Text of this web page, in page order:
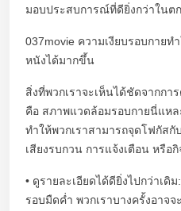
มอบประสบการณ์ที่ดียิ่งกว่าในต
037movie ความเงียบรอบกาย
หนังได้มากขึ้น
สิ่งที่พวกเราจะเห็นได้ชัดจากกา
คือ สภาพแวดล้อมรอบกายนี่แห
ทำให้พวกเราสามารถจุดโฟกัส
เสียงรบกวน การแจ้งเตือน หรือ
• ดูรายละเอียดได้ดียิ่งไปกว่าเดิ
รอบมืดค่ำ พวกเราบางครั้งอาจ